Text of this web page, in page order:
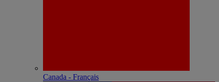
Canada - Français